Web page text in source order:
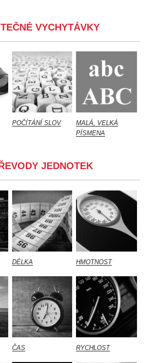
VYCHYTÁVKY
POČÍTÁNÍ SLOV
MALÁ, VELKÁ
PÍSMENA
JEDNOTEK
DÉLKA
ČAS
HMOTNOST
RYCHLOST